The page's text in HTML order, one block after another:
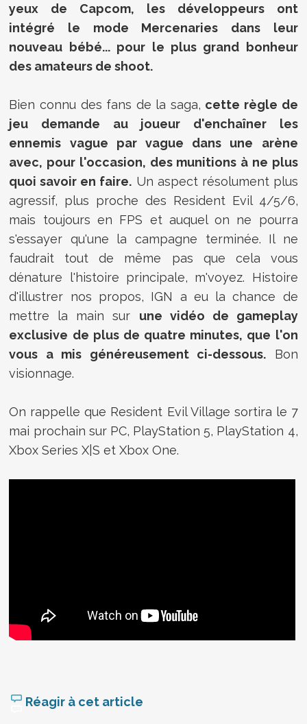
yeux de Capcom, les développeurs ont
intégré le mode Mercenaries dans leur
nouveau bébé... pour le plus grand bonheur
des amateurs de shoot.
Bien connu des fans de la saga, cette règle de
jeu demande au joueur d'enchaîner les
ennemis vague par vague dans une arène
avec, pour l'occasion, des munitions à ne plus
quoi savoir en faire. Un aspect résolument plus
agressif, plus proche des Resident Evil 4/5/6,
mais toujours en FPS et auquel on ne pourra
s'essayer qu'une la campagne terminée. Il ne
faudrait tout de même pas que cela vous
dénature l'histoire principale, m'voyez. Histoire
d'illustrer nos propos, IGN a eu la chance de
mettre la main sur une vidéo de gameplay
exclusive de plus de quatre minutes, que l'on
vous a mis généreusement ci-dessous. Bon
visionnage.
On rappelle que Resident Evil Village sortira le 7
mai prochain sur PC, PlayStation 5, PlayStation 4,
Xbox Series X|S et Xbox One.
Réagir à cet article